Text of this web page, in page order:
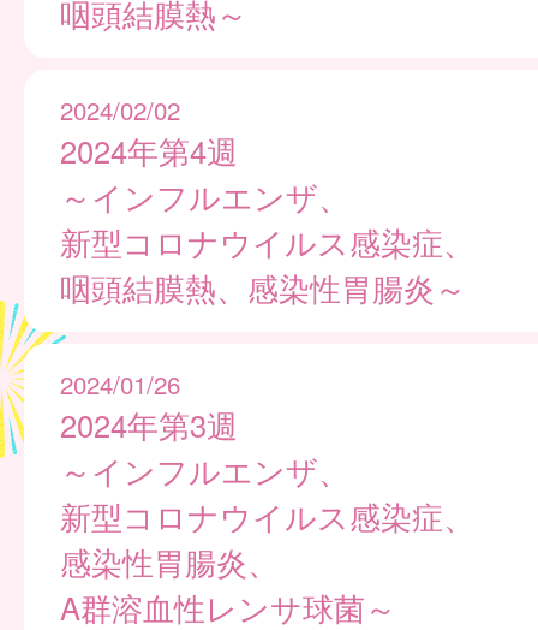
咽頭結膜熱～
2024/02/02
2024年第4週
～インフルエンザ、
新型コロナウイルス感染症、
咽頭結膜熱、感染性胃腸炎～
2024/01/26
2024年第3週
～インフルエンザ、
新型コロナウイルス感染症、
感染性胃腸炎、
A群溶血性レンサ球菌～